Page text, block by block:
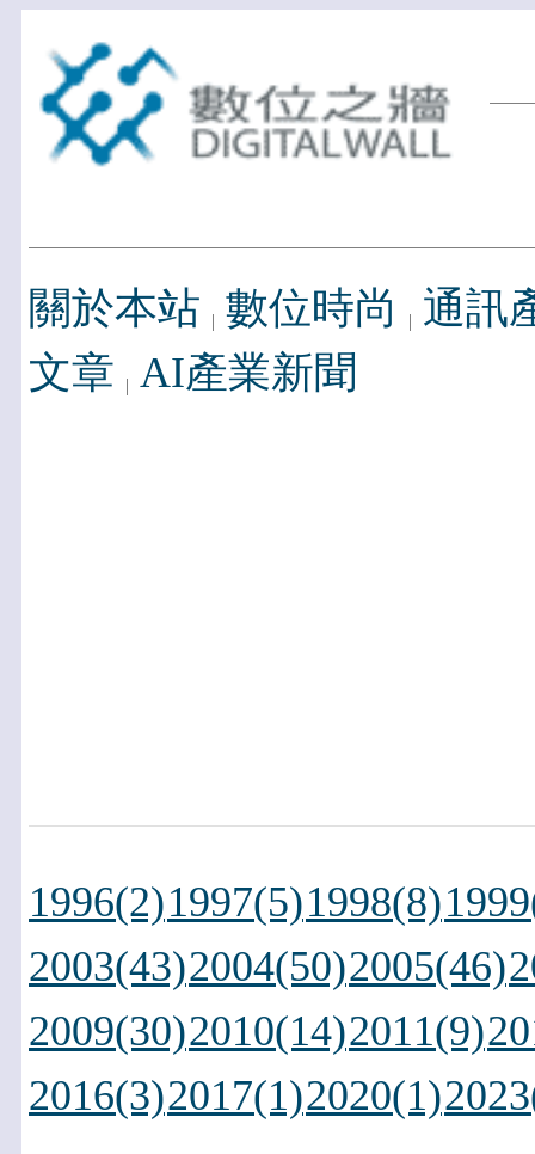
關於本站 數位時尚
通訊
文章 AI產業新聞
1996(2)1997(5)1998(8)
2003(43)2004(50)2005(46)
2009(30)2010(14)2011(9)
2016(3)2017(1)2020(1)